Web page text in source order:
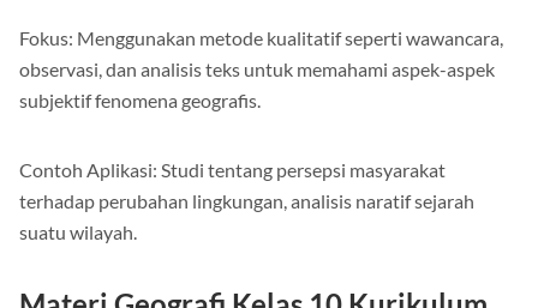
Fokus: Menggunakan metode kualitatif seperti wawancara,
observasi, dan analisis teks untuk memahami aspek-aspek
subjektif fenomena geografis.
Contoh Aplikasi: Studi tentang persepsi masyarakat
terhadap perubahan lingkungan, analisis naratif sejarah
suatu wilayah.